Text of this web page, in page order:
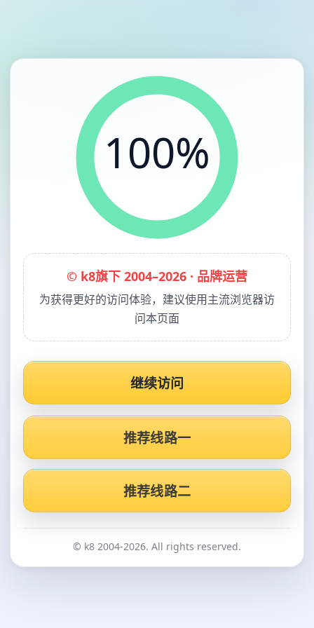
100%
© k8旗下 2004–2026 · 品牌运营
为获得更好的访问体验，建议使用主流浏览器访
问本页面
继续访问
推荐线路一
推荐线路二
© k8 2004-2026. All rights reserved.